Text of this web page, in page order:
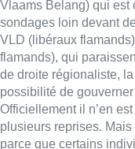
conviction de
fortement ancrée à la
question d’opportunité
certains membres du
enclins à envisager
avancer
de barre à droite sur
politique socio-